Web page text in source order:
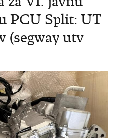
PCU Split: UT
(segway utv